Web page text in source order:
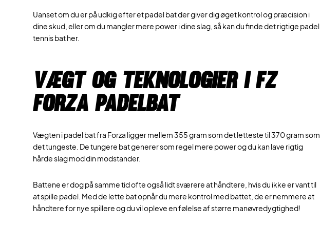
Uanset om du er på udkig efter et padel bat der giver dig øget kontrol og præcision i
dine skud, eller om du mangler mere power i dine slag, så kan du finde det rigtige padel
tennis bat her.
Vægt og teknologier i FZ
Forza padelbat
Vægten i padel bat fra Forza ligger mellem 355 gram som det letteste til 370 gram som
det tungeste. De tungere bat generer som regel mere power og du kan lave rigtig
hårde slag mod din modstander.
Battene er dog på samme tid ofte også lidt sværere at håndtere, hvis du ikke er vant til
at spille padel. Med de lette bat opnår du mere kontrol med battet, de er nemmere at
håndtere for nye spillere og du vil opleve en følelse af større manøvredygtighed!